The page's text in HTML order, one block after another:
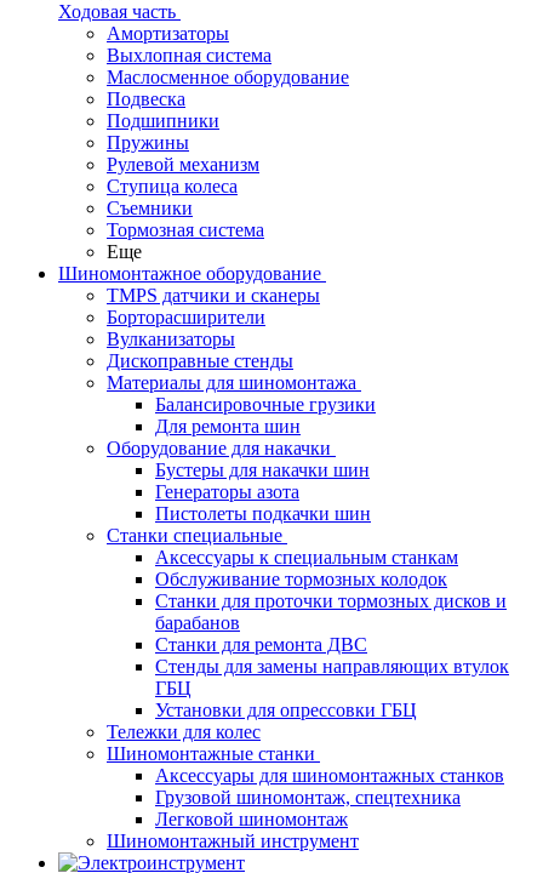
Ходовая часть
Амортизаторы
Выхлопная система
Маслосменное оборудование
Подвеска
Подшипники
Пружины
Рулевой механизм
Ступица колеса
Съемники
Тормозная система
Еще
Шиномонтажное оборудование
TMPS датчики и сканеры
Борторасширители
Вулканизаторы
Дископравные стенды
Материалы для шиномонтажа
Балансировочные грузики
Для ремонта шин
Оборудование для накачки
Бустеры для накачки шин
Генераторы азота
Пистолеты подкачки шин
Станки специальные
Аксессуары к специальным станкам
Обслуживание тормозных колодок
Станки для проточки тормозных дисков и
барабанов
Станки для ремонта ДВС
Стенды для замены направляющих втулок
ГБЦ
Установки для опрессовки ГБЦ
Тележки для колес
Шиномонтажные станки
Аксессуары для шиномонтажных станков
Грузовой шиномонтаж, спецтехника
Легковой шиномонтаж
Шиномонтажный инструмент